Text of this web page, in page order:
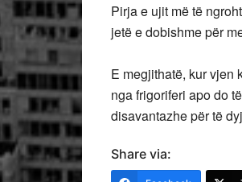
Pirja e ujit më të
jetë e dobishme për
E megjithatë, kur vjen
nga frigoriferi apo do
disavantazhe për të
Share via: